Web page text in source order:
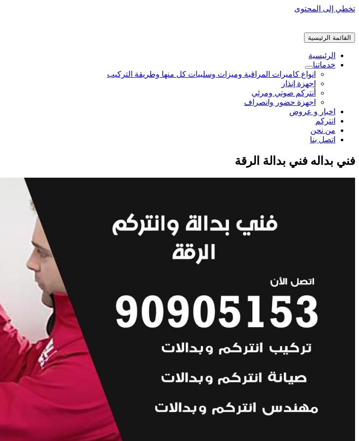
تخطي إلى المحتوى
القائمة الرئيسية
الرئيسية
خدماتنا
انواع كاميرات المراقبة وميزات وسلبيات كل منها وطريقة التركيب
اجهزة إنذار
أنتركم صوتي ومرئي
اجهزة حضور وانصراف
اخبار و عروض
انتركم
من نحن
اتصل بنا
فني بداله فني بدالة الرقة